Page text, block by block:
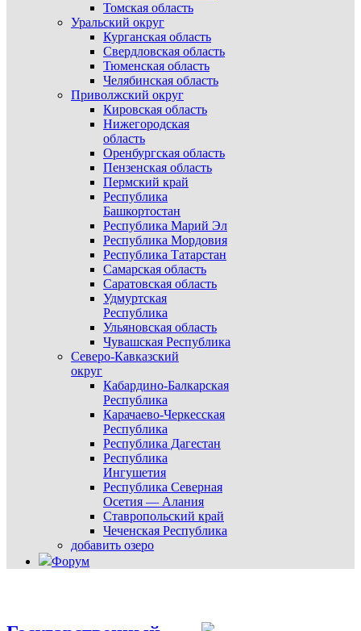
Томская область
Уральский округ
Курганская область
Свердловская область
Тюменская область
Челябинская область
Приволжский округ
Кировская область
Нижегородская
область
Оренбургская область
Пензенская область
Пермский край
Республика
Башкортостан
Республика Марий Эл
Республика Мордовия
Республика Татарстан
Самарская область
Саратовская область
Удмуртская
Республика
Ульяновская область
Чувашская Республика
Северо-Кавказский
округ
Кабардино-Балкарская
Республика
Карачаево-Черкесская
Республика
Республика Дагестан
Республика
Ингушетия
Республика Северная
Осетия — Алания
Ставропольский край
Чеченская Республика
добавить озеро
Форум